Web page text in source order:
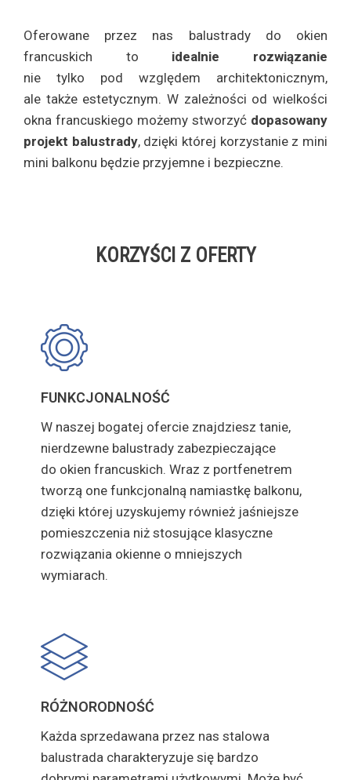
Oferowane przez nas balustrady do okien
francuskich to idealnie rozwiązanie
nie tylko pod względem architektonicznym,
ale także estetycznym. W zależności od wielkości
okna francuskiego możemy stworzyć dopasowany
projekt balustrady, dzięki której korzystanie z mini
mini balkonu będzie przyjemne i bezpieczne.
KORZYŚCI Z OFERTY
FUNKCJONALNOŚĆ
W naszej bogatej ofercie znajdziesz tanie,
nierdzewne balustrady zabezpieczające
do okien francuskich. Wraz z portfenetrem
tworzą one funkcjonalną namiastkę balkonu,
dzięki której uzyskujemy również jaśniejsze
pomieszczenia niż stosujące klasyczne
rozwiązania okienne o mniejszych
wymiarach.
RÓŻNORODNOŚĆ
Każda sprzedawana przez nas stalowa
balustrada charakteryzuje się bardzo